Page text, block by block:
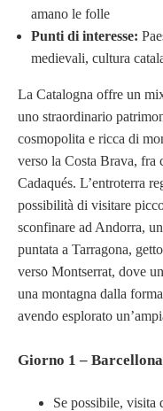
amano le folle
Punti di interesse:
medievali, cultura
La Catalogna offre un
uno straordinario
cosmopolita e ricca di
verso la Costa Brava, fra
Cadaqués. L’entroterra
possibilità di visitare
sconfinare ad Andorra,
puntata a Tarragona,
verso Montserrat, dove
una montagna dalla
avendo esplorato
Giorno 1 –
Se possibile, visita